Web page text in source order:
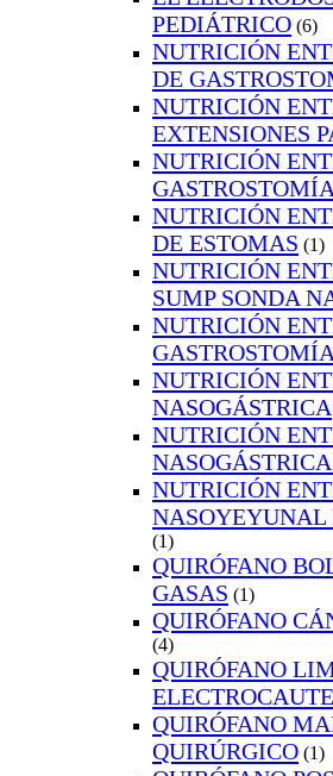
PEDIÁTRICO (6)
NUTRICIÓN
DE
NUTRICIÓN
EXTENSIONES
NUTRICIÓN
GASTROSTOMÍA
NUTRICIÓN
DE ESTOMAS (1)
NUTRICIÓN
SUMP SONDA
NUTRICIÓN
GASTROSTOMÍA
NUTRICIÓN
NASOGÁSTRICA
NUTRICIÓN
NUTRICIÓN
(1)
QUIRÓFANO
GASAS (1)
QUIRÓFANO
(4)
QUIRÓFANO
QUIRÓFANO
QUIRÚRGICO (1)